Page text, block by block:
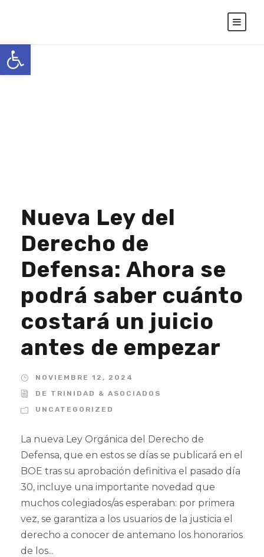
Abrir barra de herramientas
Nueva Ley del
Derecho de
Defensa: Ahora se
podrá saber cuánto
costará un juicio
antes de empezar
NOVIEMBRE 12, 2024
DE TRINIDAD & ASOCIADOS
UNCATEGORIZED
La nueva Ley Orgánica del Derecho de
Defensa, que en estos se días se publicará en el
BOE tras su aprobación definitiva el pasado día
30, incluye una importante novedad que
muchos colegiados/as esperaban: por primera
vez, se garantiza a los usuarios de la justicia el
derecho a conocer de antemano los honorarios
de los...